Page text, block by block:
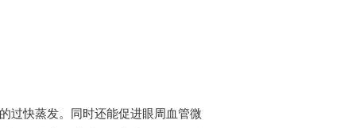
过快蒸发。同时还能促进眼周血管微